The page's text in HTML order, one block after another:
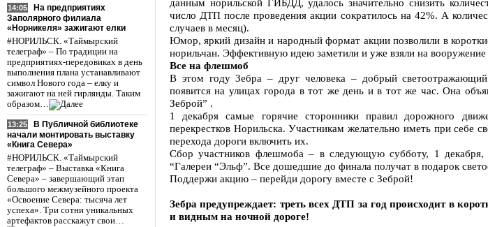
14:05
На предприятиях
Заполярного филиала
«Норникеля» зажигают елки
#НОРИЛЬСК. «Таймырский
телеграф» – По традиции на
предприятиях-передовиках в день
выполнения плана устанавливают
символ Нового года – елку и
зажигают на ней гирлянды. Таким
образом…
13:25
В Публичной библиотеке
начали монтировать выставку
«Книга Севера»
#НОРИЛЬСК. «Таймырский
телеграф» – Выставка «Книга
Севера» – завершающий этап
большого межмузейного проекта
«Освоение Севера: тысяча лет
успеха». Три сотни уникальных
артефактов расскажут свои…
данным норильской ГИБДД, удалось значительно снизить
число ДТП после проведения акции сократилось на 42%. А
случаев в месяц).
Юмор, яркий дизайн и народный формат акции позволили в
норильчан. Эффективную идею заметили и уже взяли на вооружение
Все на флешмоб
В этом году Зебра – друг человека – добрый
появится на улицах города в тот же день и в тот же час. Она
Зеброй” .
1 декабря самые горячие сторонники правил дорожного
перекрестков Норильска. Участникам желательно иметь при
перехода дороги включить их.
Сбор участников флешмоба – в следующую субботу, 1
“Галереи “Эльф”. Все дошедшие до финала получат в подарок
Поддержи акцию – перейди дорогу вместе с Зеброй!
Зебра предупреждает: треть всех ДТП за год происходит в
и видным на ночной дороге!